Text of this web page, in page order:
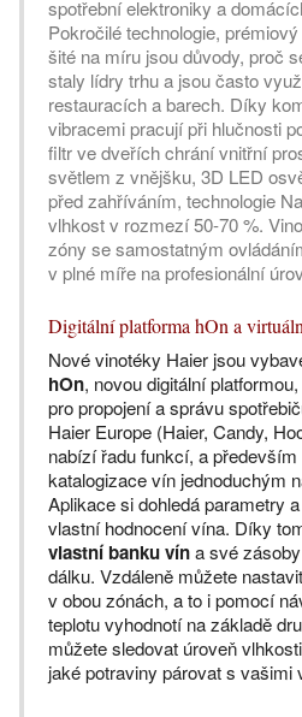
spotřební elektroniky a
Pokročilé technologie,
šité na míru jsou důvody, proč
staly lídry trhu a jsou často
restauracích a barech. Díky
vibracemi pracují při hlučnosti
filtr ve dveřích chrání vnitřní
světlem z vnějšku, 3D LED
před zahříváním, technologie
vlhkost v rozmezí 50-70 %.
zóny se samostatným
v plné míře na profesionální
Digitální platforma hOn a
Nové vinotéky Haier jsou
hOn, novou digitální
pro propojení a správu
Haier Europe (Haier, Candy,
nabízí řadu funkcí, a
katalogizace vín jednoduchým
Aplikace si dohledá parametry
vlastní hodnocení vína. Díky
vlastní banku vína své
dálku. Vzdáleně můžete
v obou zónách, a to i pomocí
teplotu vyhodnotí na základě
můžete sledovat úroveň
jaké potraviny párovat s vašimi